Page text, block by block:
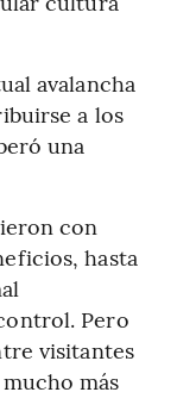
avalancha
a los
una
con
hasta
Pero
visitantes
más